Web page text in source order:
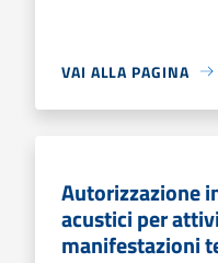
VAI ALLA PAGINA
Autorizzazione
acustici per
manifestazioni